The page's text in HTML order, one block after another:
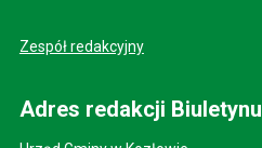
Zespół redakcyjny
Adres redakcji Biuletynu